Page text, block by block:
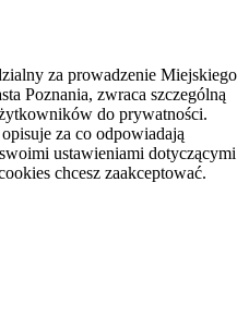
za prowadzenie Miejskiego
Poznania, zwraca szczególną
do prywatności.
za co odpowiadają
ustawieniami dotyczącymi
chcesz zaakceptować.